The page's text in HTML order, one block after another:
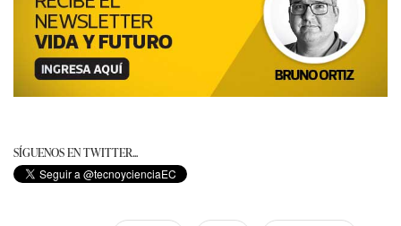
SÍGUENOS EN TWITTER...